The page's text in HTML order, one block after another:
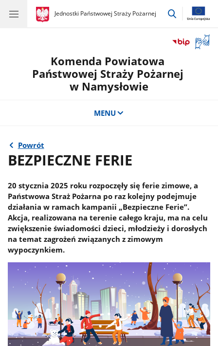
gov.pl
Jednostki Państwowej Straży Pożarnej
gov.pl
Jednostki
przejdź
okno
Komenda Powiatowa
Państwowej Straży Pożarnej
w Namysłowie
MENU
Powrót
BEZPIECZNE FERIE
20 stycznia 2025 roku rozpoczęły się ferie zimowe, a
Państwowa Straż Pożarna po raz kolejny podejmuje
działania w ramach kampanii „Bezpieczne Ferie”.
Akcja, realizowana na terenie całego kraju, ma na celu
zwiększenie świadomości dzieci, młodzieży i dorosłych
na temat zagrożeń związanych z zimowym
wypoczynkiem.